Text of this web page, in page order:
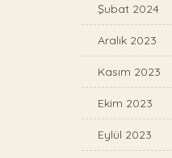
Şubat 2024
Aralık 2023
Kasım 2023
Ekim 2023
Eylül 2023